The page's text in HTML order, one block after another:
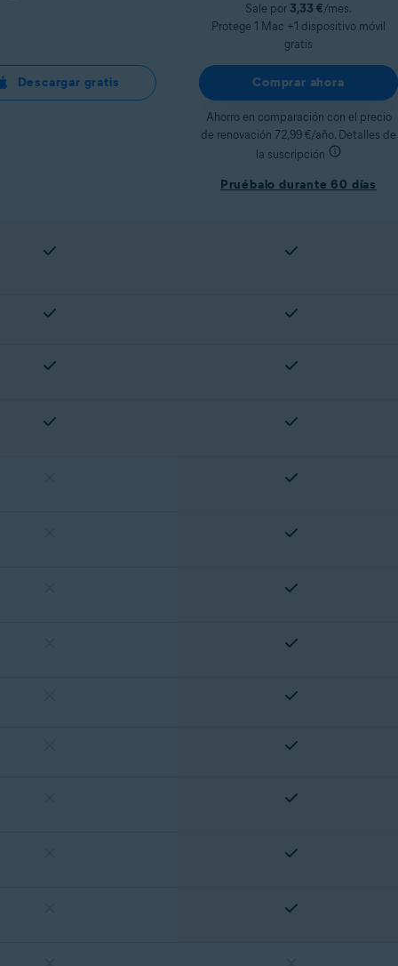
Descargar gratis
Sale por 3,33 €/mes.
Protege 1 Mac +1 dispositivo móvil
gratis
Comprar ahora
Ahorro en comparación con el precio
de renovación 72,99 €/año. Detalles de
la suscripción
Pruébalo durante 60 días